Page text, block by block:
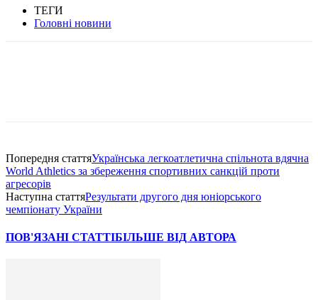
ТЕГИ
Головні новини
Попередня статтяУкраїнська легкоатлетична спільнота вдячна
World Athletics за збереження спортивних санкцій проти
агресорів
Наступна статтяРезультати другого дня юніорського
чемпіонату України
ПОВ'ЯЗАНІ СТАТТІБІЛЬШЕ ВІД АВТОРА